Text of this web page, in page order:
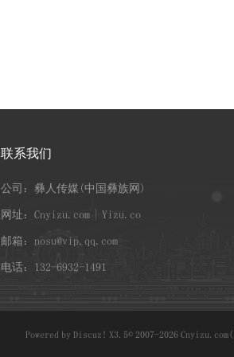
联系我们
公司：彝人传媒(中国彝族网)
网址：Cnyizu.com | Yizu.co
邮箱：nosu@vip.qq.com
电话：132-6932-1491
Powered by Discuz! X3.5© 2007-2026 Cnyizu.com(